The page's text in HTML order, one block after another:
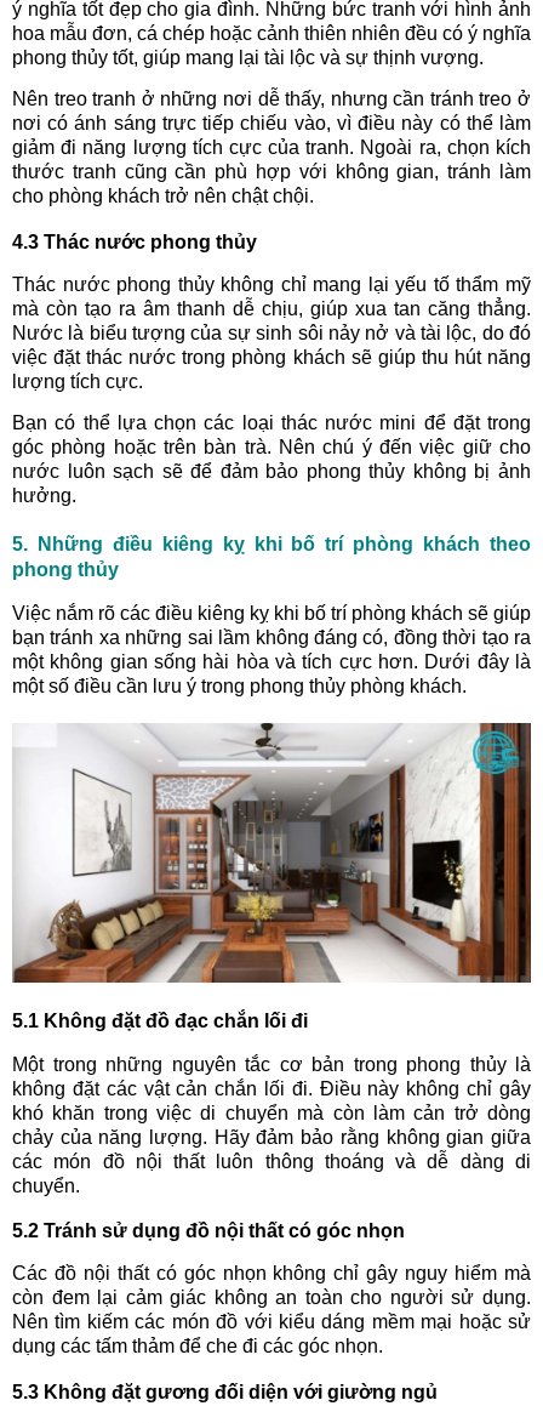
ý nghĩa tốt đẹp cho gia đình. Những bức tranh với hình ảnh
hoa mẫu đơn, cá chép hoặc cảnh thiên nhiên đều có ý nghĩa
phong thủy tốt, giúp mang lại tài lộc và sự thịnh vượng.
Nên treo tranh ở những nơi dễ thấy, nhưng cần tránh treo ở
nơi có ánh sáng trực tiếp chiếu vào, vì điều này có thể làm
giảm đi năng lượng tích cực của tranh. Ngoài ra, chọn kích
thước tranh cũng cần phù hợp với không gian, tránh làm
cho phòng khách trở nên chật chội.
4.3 Thác nước phong thủy
Thác nước phong thủy không chỉ mang lại yếu tố thẩm mỹ
mà còn tạo ra âm thanh dễ chịu, giúp xua tan căng thẳng.
Nước là biểu tượng của sự sinh sôi nảy nở và tài lộc, do đó
việc đặt thác nước trong phòng khách sẽ giúp thu hút năng
lượng tích cực.
Bạn có thể lựa chọn các loại thác nước mini để đặt trong
góc phòng hoặc trên bàn trà. Nên chú ý đến việc giữ cho
nước luôn sạch sẽ để đảm bảo phong thủy không bị ảnh
hưởng.
5. Những điều kiêng kỵ khi bố trí phòng khách theo
phong thủy
Việc nắm rõ các điều kiêng kỵ khi bố trí phòng khách sẽ giúp
bạn tránh xa những sai lầm không đáng có, đồng thời tạo ra
một không gian sống hài hòa và tích cực hơn. Dưới đây là
một số điều cần lưu ý trong phong thủy phòng khách.
5.1 Không đặt đồ đạc chắn lối đi
Một trong những nguyên tắc cơ bản trong phong thủy là
không đặt các vật cản chắn lối đi. Điều này không chỉ gây
khó khăn trong việc di chuyển mà còn làm cản trở dòng
chảy của năng lượng. Hãy đảm bảo rằng không gian giữa
các món đồ nội thất luôn thông thoáng và dễ dàng di
chuyển.
5.2 Tránh sử dụng đồ nội thất có góc nhọn
Các đồ nội thất có góc nhọn không chỉ gây nguy hiểm mà
còn đem lại cảm giác không an toàn cho người sử dụng.
Nên tìm kiếm các món đồ với kiểu dáng mềm mại hoặc sử
dụng các tấm thảm để che đi các góc nhọn.
5.3 Không đặt gương đối diện với giường ngủ